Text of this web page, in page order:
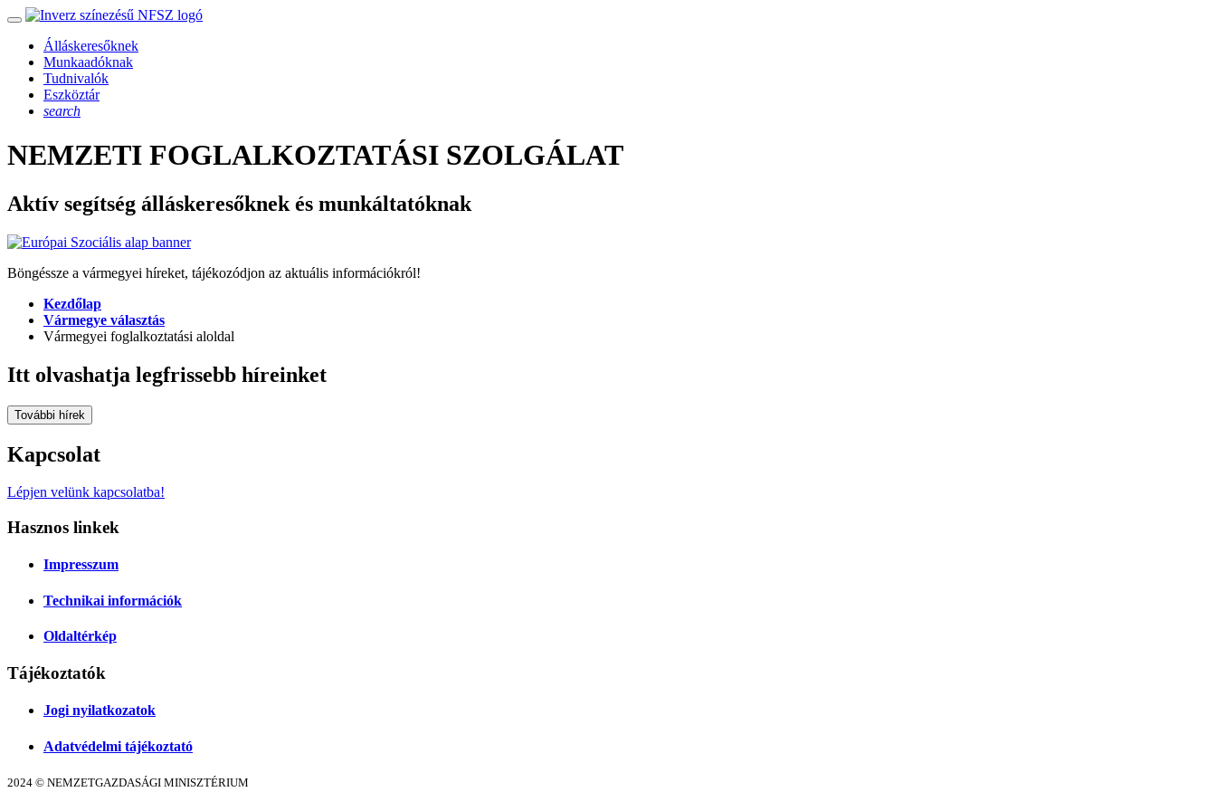
Álláskeresőknek
Munkaadóknak
Tudnivalók
Eszköztár
search
NEMZETI FOGLALKOZTATÁSI SZOLGÁLAT
Aktív segítség álláskeresőknek és munkáltatóknak
Böngéssze a vármegyei híreket, tájékozódjon az aktuális információkról!
Kezdőlap
Vármegye választás
Vármegyei foglalkoztatási aloldal
Itt olvashatja legfrissebb híreinket
További hírek
Kapcsolat
Lépjen velünk kapcsolatba!
Hasznos linkek
Impresszum
Technikai információk
Oldaltérkép
Tájékoztatók
Jogi nyilatkozatok
Adatvédelmi tájékoztató
2024 © NEMZETGAZDASÁGI MINISZTÉRIUM